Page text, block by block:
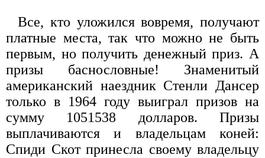
Все, кто уложился вовремя, получают
платные места, так что можно не быть
первым, но получить денежный приз. А
призы баснословные! Знаменитый
американский наездник Стенли Дансер
только в 1964 году выиграл призов на
сумму 1051538 долларов. Призы
выплачиваются и владельцам коней:
Спиди Скот принесла своему владельцу